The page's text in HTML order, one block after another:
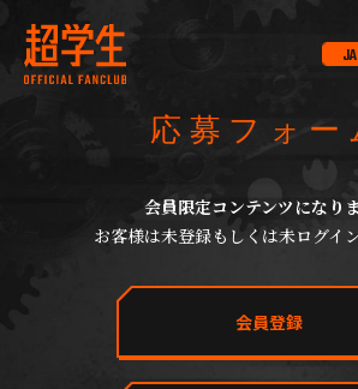
JA
応募フォー
会員限定コンテンツになりま
お客様は未登録もしくは未ログイ
会員登録